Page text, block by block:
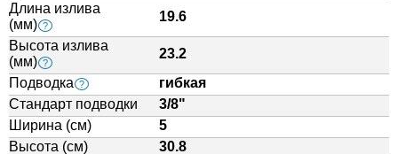
Длина излива
(мм) ?
19.6
Высота излива
(мм) ?
23.2
Подводка ?
гибкая
Стандарт подводки
3/8"
Ширина (см)
5
Высота (см)
30.8